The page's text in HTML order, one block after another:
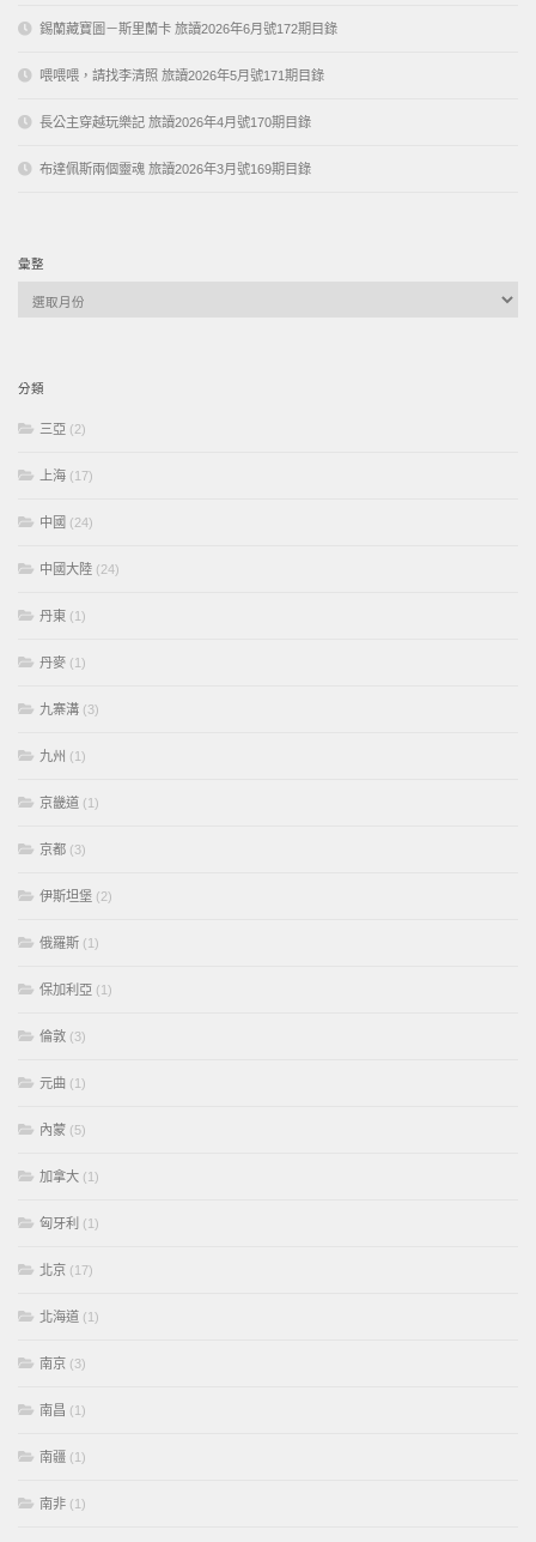
錫蘭藏寶圖－斯里蘭卡 旅讀2026年6月號172期目錄
喂喂喂，請找李清照 旅讀2026年5月號171期目錄
長公主穿越玩樂記 旅讀2026年4月號170期目錄
布達佩斯兩個靈魂 旅讀2026年3月號169期目錄
彙整
分類
三亞 (2)
上海 (17)
中國 (24)
中國大陸 (24)
丹東 (1)
丹麥 (1)
九寨溝 (3)
九州 (1)
京畿道 (1)
京都 (3)
伊斯坦堡 (2)
俄羅斯 (1)
保加利亞 (1)
倫敦 (3)
元曲 (1)
內蒙 (5)
加拿大 (1)
匈牙利 (1)
北京 (17)
北海道 (1)
南京 (3)
南昌 (1)
南疆 (1)
南非 (1)